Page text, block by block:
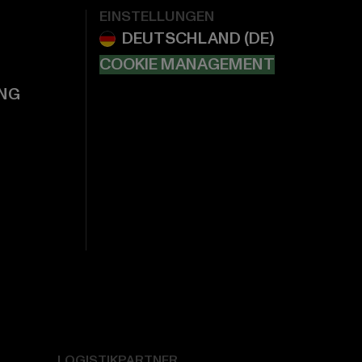
EINSTELLUNGEN
COOKIE MANAGEMENT